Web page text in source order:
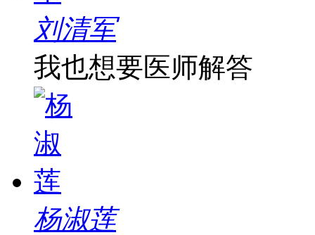
刘清军
我也想要医师解答
杨淑莲